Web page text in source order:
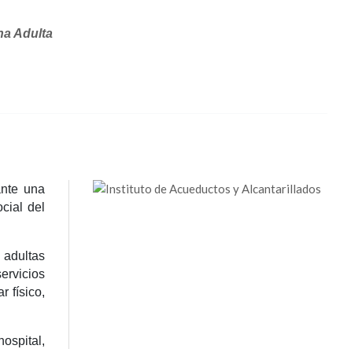
Adulta
una
del
físico,